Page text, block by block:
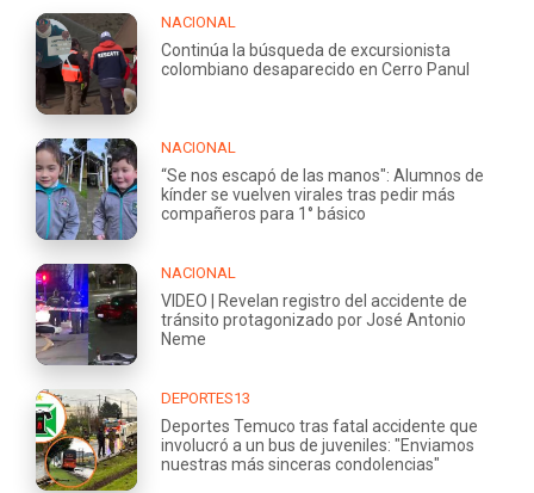
NACIONAL
Continúa la búsqueda de excursionista
colombiano desaparecido en Cerro Panul
NACIONAL
“Se nos escapó de las manos": Alumnos de
kínder se vuelven virales tras pedir más
compañeros para 1° básico
NACIONAL
VIDEO | Revelan registro del accidente de
tránsito protagonizado por José Antonio
Neme
DEPORTES13
Deportes Temuco tras fatal accidente que
involucró a un bus de juveniles: "Enviamos
nuestras más sinceras condolencias"